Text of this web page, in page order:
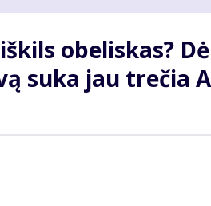
obe­lis­kas?
su­ka jau tre­čia